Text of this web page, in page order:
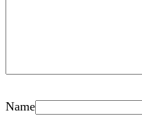
Name